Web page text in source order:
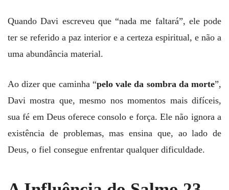
Quando Davi escreveu que “nada me faltará”, ele pode
ter se referido a paz interior e a certeza espiritual, e não a
uma abundância material.
Ao dizer que caminha “pelo vale da sombra da morte”,
Davi mostra que, mesmo nos momentos mais difíceis,
sua fé em Deus oferece consolo e força. Ele não ignora a
existência de problemas, mas ensina que, ao lado de
Deus, o fiel consegue enfrentar qualquer dificuldade.